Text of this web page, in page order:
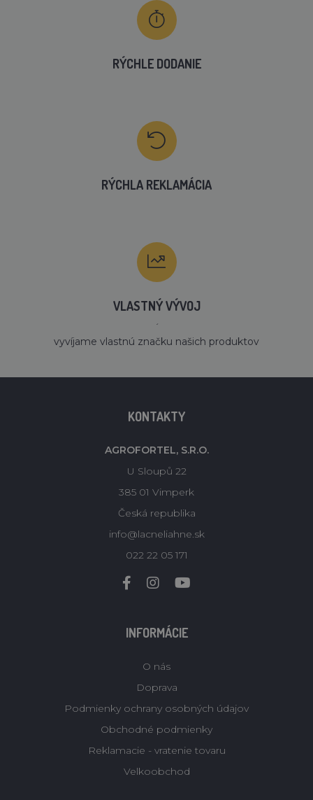
RÝCHLE DODANIE
RÝCHLA REKLAMÁCIA
VLASTNÝ VÝVOJ
´
vyvíjame vlastnú značku našich produktov
KONTAKTY
AGROFORTEL, S.R.O.
U Sloupů 22
385 01 Vimperk
Česká republika
info@lacneliahne.sk
022 22 05 171
INFORMÁCIE
O nás
Doprava
Podmienky ochrany osobných údajov
Obchodné podmienky
Reklamacie - vratenie tovaru
Velkoobchod